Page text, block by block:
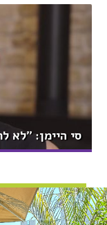
סי היימן: ''לא